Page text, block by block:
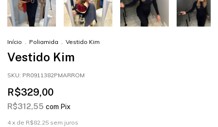
Início . Poliamida . Vestido Kim
Vestido Kim
SKU: PR0911382PMARROM
R$329,00
R$312,55 com Pix
4 x de R$82,25 sem juros